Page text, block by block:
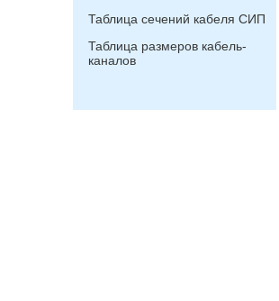
Таблица сечений кабеля СИП
Таблица размеров кабель-
каналов